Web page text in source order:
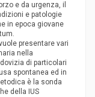
e da urgenza, il
e patologie
in epoca giovane
presentare vari
nella
di particolari
spontanea ed in
è la sonda
della IUS